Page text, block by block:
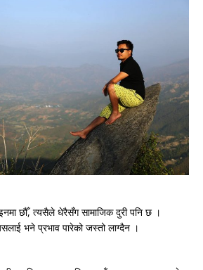
छौँ, त्यसैले धेरैसँग सामाजिक दुरी पनि छ ।
भने प्रभाव पारेको जस्तो लाग्दैन ।